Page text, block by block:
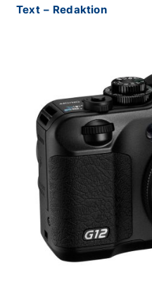
Text – Redaktion